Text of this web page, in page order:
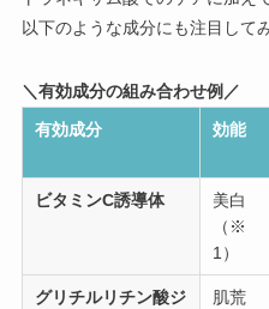
以下のような成分にも注目して
＼有効成分の組み合わせ例／
有効成分
効能
ビタミンC誘導体
美白
（※
1）
グリチルリチン酸ジ
肌荒